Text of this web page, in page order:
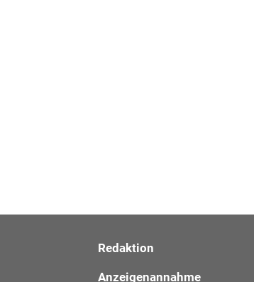
Redaktion
Anzeigenannahme